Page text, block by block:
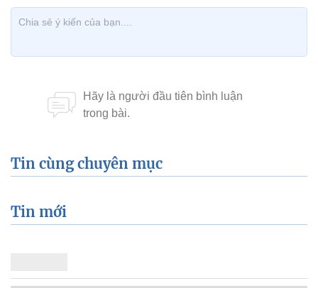
Tin cùng chuyên mục
Tin mới